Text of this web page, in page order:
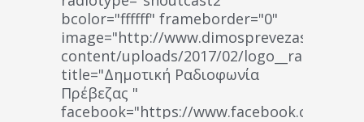
bcolor="ffffff" frameborder="0"
image="http://www.dimosprevezas.gr/wp-
content/uploads/2017/02/
title="Δημοτική Ραδιοφωνία
Πρέβεζας "
facebook="https://www.facebook.com/